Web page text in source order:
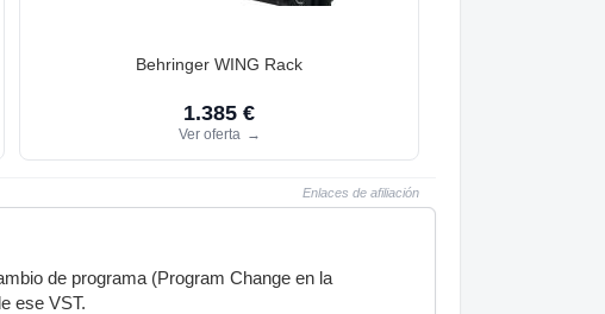
Behringer WING Rack
1.385 €
Ver oferta →
Enlaces de afiliación
de programa (Program Change en la
ese VST.